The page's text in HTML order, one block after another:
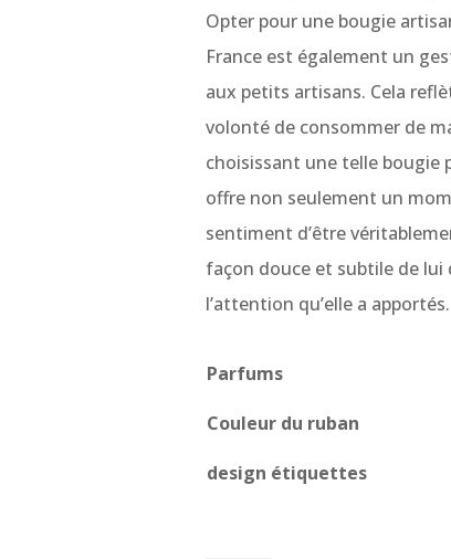
Opter pour une bougie
France est également un
aux petits artisans. Cela
volonté de consommer de
choisissant une telle bougie
offre non seulement un
sentiment d’être
façon douce et subtile de lui
l’attention qu’elle a apportés.
Parfums
Couleur du ruban
design étiquettes